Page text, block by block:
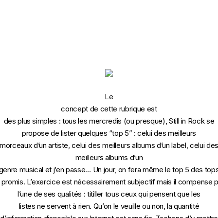
Le
concept de cette rubrique est
des plus simples : tous les mercredis (ou presque), Still in Rock se
propose de lister quelques “top 5” : celui des meilleurs
morceaux d’un artiste, celui des meilleurs albums d’un label, celui des
meilleurs albums d’un
musical et j’en passe… Un jour, on fera même le top 5 des
L’exercice est nécessairement subjectif mais il compense
l’une de ses qualités : titiller tous ceux qui pensent que les
listes ne servent à rien. Qu’on le veuille ou non, la quantité